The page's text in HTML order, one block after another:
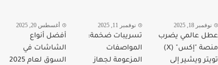
18, 2025
عالمي يضرب
منصة "إكس" (X)
ويشير إلى
نوفمبر 11, 2025
تسريبات ضخمة:
المواصفات
المزعومة لجهاز
أغسطس 20, 2025
أفضل أنواع
الشاشات في
السوق لعام 2025